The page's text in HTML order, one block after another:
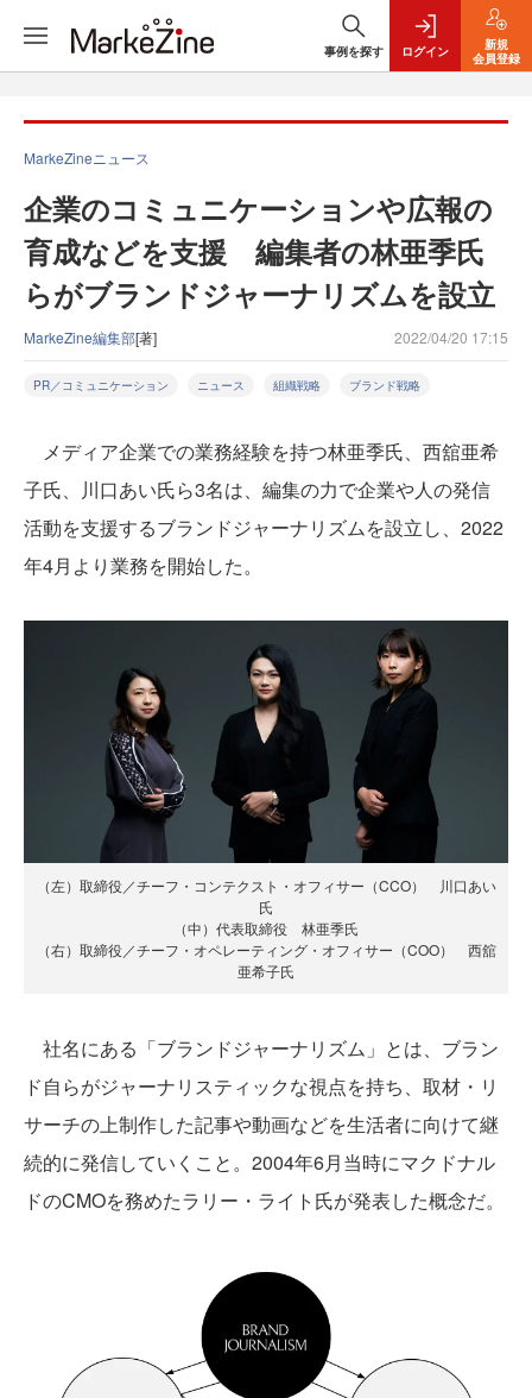
事例を探す ログイン
新規
会員登録
MarkeZineニュース
企業のコミュニケーションや広報の
育成などを支援 編集者の林亜季氏
らがブランドジャーナリズムを設立
MarkeZine編集部[著] 2022/04/20 17:15
PR／コミュニケーション ニュース 組織戦略 ブランド戦略
メディア企業での業務経験を持つ林亜季氏、西舘亜希
子氏、川口あい氏ら3名は、編集の力で企業や人の発信
活動を支援するブランドジャーナリズムを設立し、2022
年4月より業務を開始した。
（左）取締役／チーフ・コンテクスト・オフィサー（CCO） 川口あい
氏
（中）代表取締役 林亜季氏
（右）取締役／チーフ・オペレーティング・オフィサー（COO） 西舘
亜希子氏
社名にある「ブランドジャーナリズム」とは、ブラン
ド自らがジャーナリスティックな視点を持ち、取材・リ
サーチの上制作した記事や動画などを生活者に向けて継
続的に発信していくこと。2004年6月当時にマクドナル
ドのCMOを務めたラリー・ライト氏が発表した概念だ。